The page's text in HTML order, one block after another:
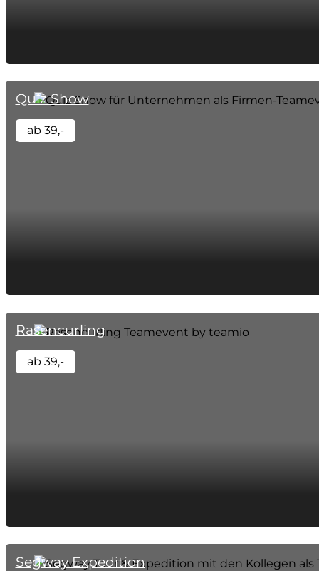
Quiz Show
ab 39,-
Rasencurling
ab 39,-
Segway Expedition